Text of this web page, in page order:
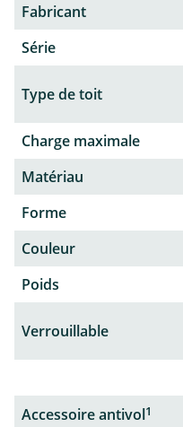
Fabricant
Série
Type de toit
Charge maximale
Matériau
Forme
Couleur
Poids
Verrouillable
Accessoire antivol1